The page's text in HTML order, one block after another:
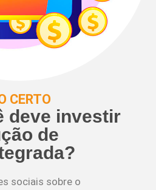
CERTO
deve investir
de
sociais sobre o